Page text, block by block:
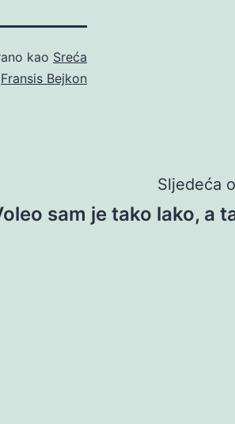
kao Sreća
Fransis Bejkon
Sljedeća
sam je tako lako, a